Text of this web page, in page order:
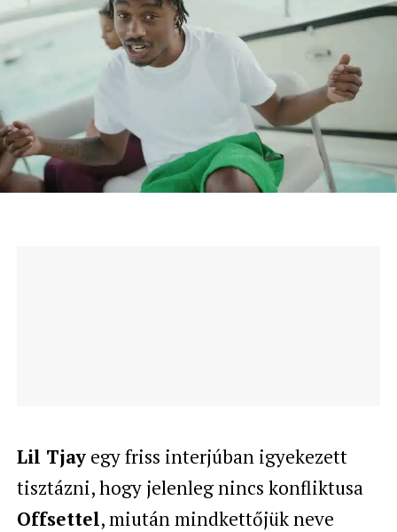
Lil Tjayegy friss interjúban igyekezett
tisztázni, hogy jelenleg nincs konfliktusa
Offsettel, miután mindkettőjük neve